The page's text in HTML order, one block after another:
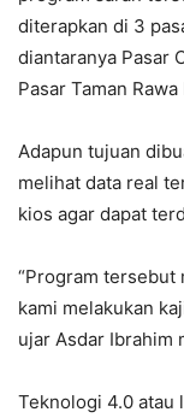
diterapkan di 3
diantaranya Pasar
Pasar Taman Rawa
Adapun tujuan
melihat data real
kios agar dapat
“Program tersebut
kami melakukan
ujar Asdar Ibrahim
Teknologi 4.0 atau